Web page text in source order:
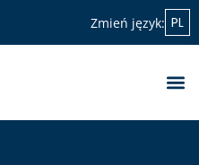
Zmień język: PL